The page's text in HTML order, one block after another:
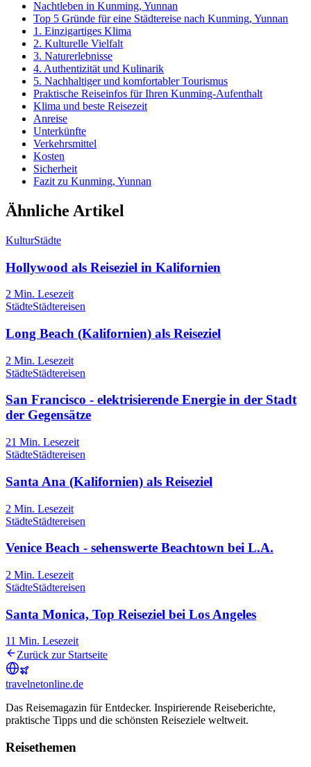
Nachtleben in Kunming, Yunnan
Top 5 Gründe für eine Städtereise nach Kunming, Yunnan
1. Einzigartiges Klima
2. Kulturelle Vielfalt
3. Naturerlebnisse
4. Authentizität und Kulinarik
5. Nachhaltiger und komfortabler Tourismus
Praktische Reiseinfos für Ihren Kunming-Aufenthalt
Klima und beste Reisezeit
Anreise
Unterkünfte
Verkehrsmittel
Kosten
Sicherheit
Fazit zu Kunming, Yunnan
Ähnliche Artikel
KulturStädte
Hollywood als Reiseziel in Kalifornien
2 Min. Lesezeit
StädteStädtereisen
Long Beach (Kalifornien) als Reiseziel
2 Min. Lesezeit
StädteStädtereisen
San Francisco - elektrisierende Energie in der Stadt
der Gegensätze
21 Min. Lesezeit
StädteStädtereisen
Santa Ana (Kalifornien) als Reiseziel
2 Min. Lesezeit
StädteStädtereisen
Venice Beach - sehenswerte Beachtown bei L.A.
2 Min. Lesezeit
StädteStädtereisen
Santa Monica, Top Reiseziel bei Los Angeles
11 Min. Lesezeit
Zurück zur Startseite
travelnetonline.de
Das Reisemagazin für Entdecker. Inspirierende Reiseberichte,
praktische Tipps und die schönsten Reiseziele weltweit.
Reisethemen